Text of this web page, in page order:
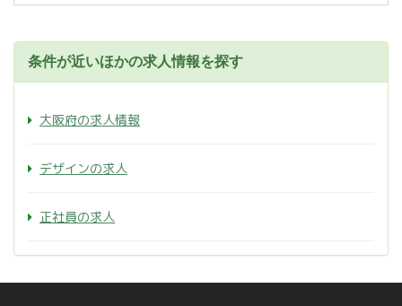
条件が近いほかの求人情報を探す
大阪府の求人情報
デザインの求人
正社員の求人